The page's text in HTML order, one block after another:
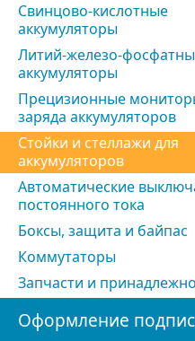
Свинцово-кислотные
аккумуляторы
Литий-железо-
аккумуляторы
Прецизионные
заряда аккумуляторов
Стойки и стеллажи для
аккумуляторов
Автоматические
постоянного тока
Боксы, защита и байпас
Коммутаторы
Запчасти и
Оформление